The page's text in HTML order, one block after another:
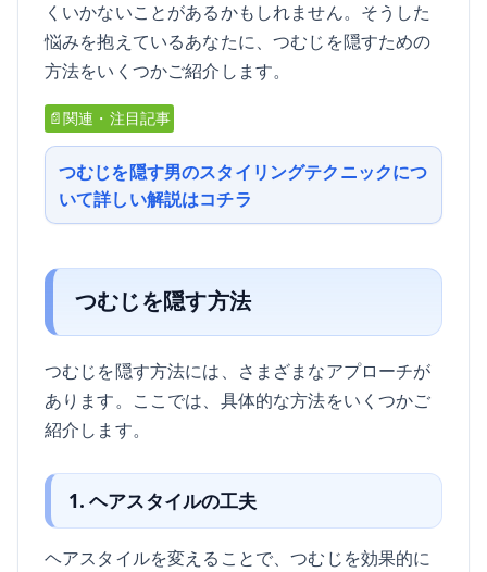
くいかないことがあるかもしれません。そうした
悩みを抱えているあなたに、つむじを隠すための
方法をいくつかご紹介します。
📄関連・注目記事
つむじを隠す男のスタイリングテクニックにつ
いて詳しい解説はコチラ
つむじを隠す方法
つむじを隠す方法には、さまざまなアプローチが
あります。ここでは、具体的な方法をいくつかご
紹介します。
1. ヘアスタイルの工夫
ヘアスタイルを変えることで、つむじを効果的に